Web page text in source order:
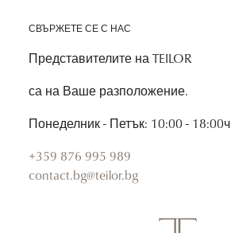
СВЪРЖЕТЕ СЕ С НАС
Представителите на TEILOR
са на Ваше разположение.
Понеделник - Петък: 10:00 - 18:00ч
+359 876 995 989
contact.bg@teilor.bg